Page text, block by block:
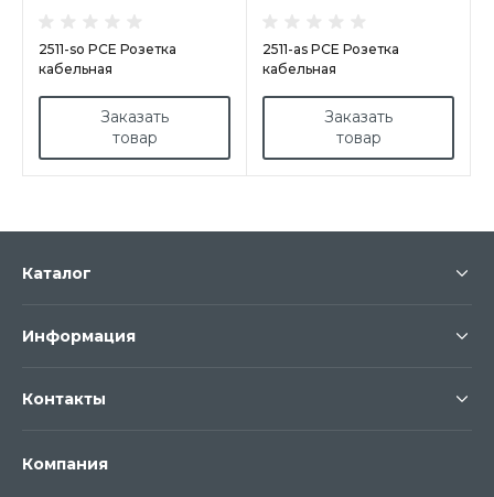
2511-so PCE Розетка
кабельная
крышка черный, маркер
Заказать
товар
2511-as PCE Розетка
кабельная
крышкой, корпус
маркер черные
Заказать
товар
Компания
Каталог
Информация
Контакты